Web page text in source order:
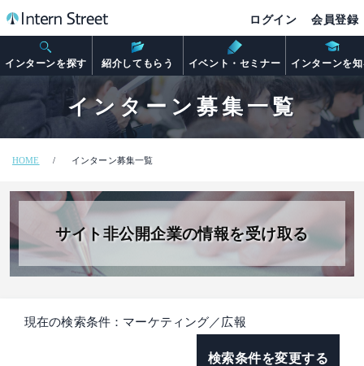
インターンを探す 紹介してもらう イベント・セミナー インターンを
ログイン 会員登録
インターン募集一覧
HOME インターン募集一覧
サイト非公開企業の情報を受け取る
現在の検索条件：マーケティング／広報
検索条件を変更する